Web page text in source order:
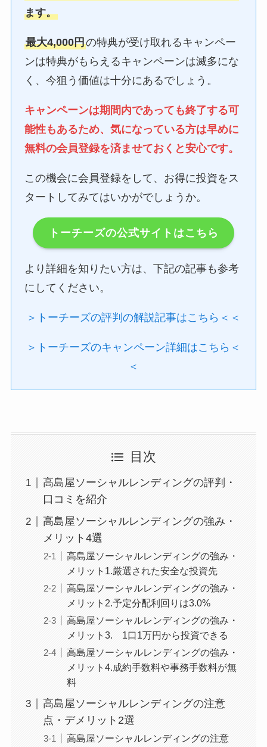
ます。
最大4,000円の特典が受け取れるキャンペー
ンは特典がもらえるキャンペーンは滅多にな
く、今狙う価値は十分にあるでしょう。
キャンペーンは期間内であっても終了する可
能性もあるため、気になっている方は早めに
無料の会員登録を済ませておくと安心です。
この機会に会員登録をして、お得に投資をス
タートしてみてはいかがでしょうか。
トーチーズの公式サイトはこちら
より詳細を知りたい方は、下記の記事も参考
にしてください。
＞トーチーズの評判の解説記事はこちら＜＜
＞トーチーズのキャンペーン詳細はこちら＜
＜
目次
高島屋ソーシャルレンディングの評判・
口コミを紹介
高島屋ソーシャルレンディングの強み・
メリット4選
高島屋ソーシャルレンディングの強み・
メリット1.厳選された安全な投資先
高島屋ソーシャルレンディングの強み・
メリット2.予定分配利回りは3.0%
高島屋ソーシャルレンディングの強み・
メリット3. 1口1万円から投資できる
高島屋ソーシャルレンディングの強み・
メリット4.成約手数料や事務手数料が無
料
高島屋ソーシャルレンディングの注意
点・デメリット2選
高島屋ソーシャルレンディングの注意